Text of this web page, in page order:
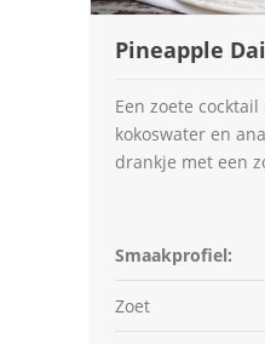
Pineapple
Een zoete
kokoswater en
drankje met een
Smaakprofiel:
Zoet